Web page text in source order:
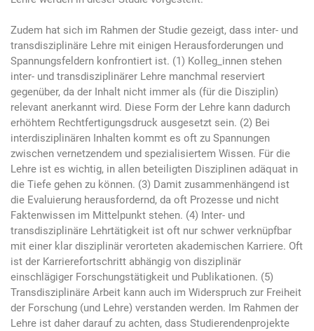
Zudem hat sich im Rahmen der Studie gezeigt, dass inter- und
transdisziplinäre Lehre mit einigen Herausforderungen und
Spannungsfeldern konfrontiert ist. (1) Kolleg_innen stehen
inter- und transdisziplinärer Lehre manchmal reserviert
gegenüber, da der Inhalt nicht immer als (für die Disziplin)
relevant anerkannt wird. Diese Form der Lehre kann dadurch
erhöhtem Rechtfertigungsdruck ausgesetzt sein. (2) Bei
interdisziplinären Inhalten kommt es oft zu Spannungen
zwischen vernetzendem und spezialisiertem Wissen. Für die
Lehre ist es wichtig, in allen beteiligten Disziplinen adäquat in
die Tiefe gehen zu können. (3) Damit zusammenhängend ist
die Evaluierung herausfordernd, da oft Prozesse und nicht
Faktenwissen im Mittelpunkt stehen. (4) Inter- und
transdisziplinäre Lehrtätigkeit ist oft nur schwer verknüpfbar
mit einer klar disziplinär verorteten akademischen Karriere. Oft
ist der Karrierefortschritt abhängig von disziplinär
einschlägiger Forschungstätigkeit und Publikationen. (5)
Transdisziplinäre Arbeit kann auch im Widerspruch zur Freiheit
der Forschung (und Lehre) verstanden werden. Im Rahmen der
Lehre ist daher darauf zu achten, dass Studierendenprojekte